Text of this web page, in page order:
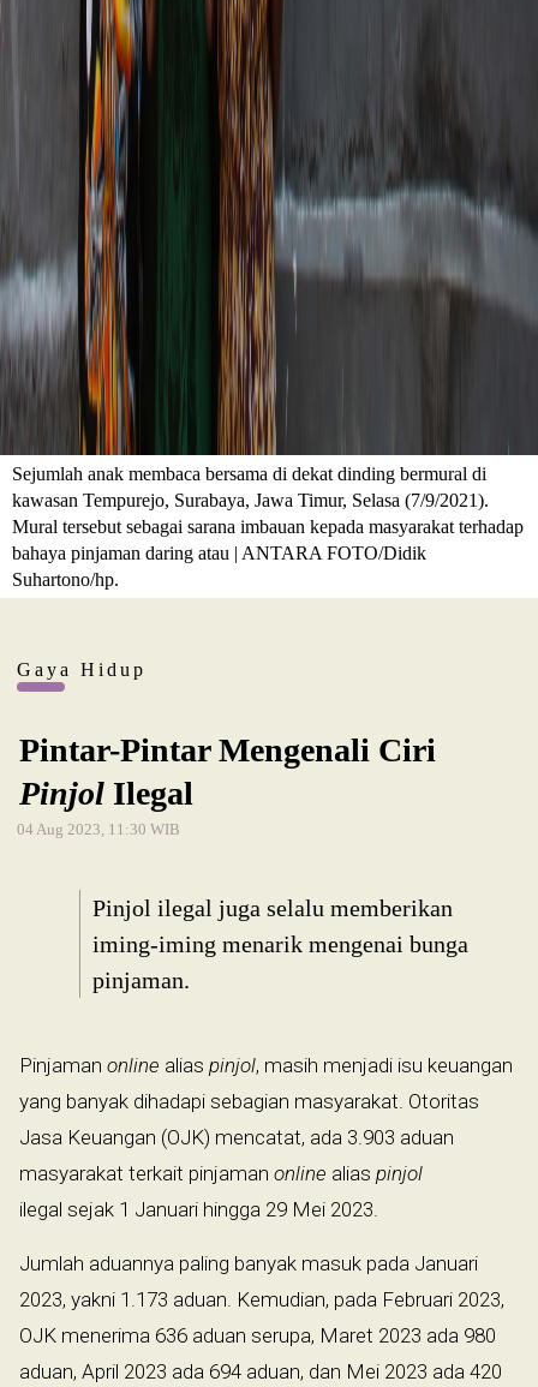
Sejumlah anak membaca bersama di dekat dinding bermural di
kawasan Tempurejo, Surabaya, Jawa Timur, Selasa (7/9/2021).
Mural tersebut sebagai sarana imbauan kepada masyarakat terhadap
bahaya pinjaman daring atau | ANTARA FOTO/Didik
Suhartono/hp.
Gaya Hidup
Pintar-Pintar Mengenali Ciri
Pinjol Ilegal
04 Aug 2023, 11:30 WIB
Pinjol ilegal juga selalu memberikan
iming-iming menarik mengenai bunga
pinjaman.
Pinjaman online alias pinjol, masih menjadi isu keuangan
yang banyak dihadapi sebagian masyarakat. Otoritas
Jasa Keuangan (OJK) mencatat, ada 3.903 aduan
masyarakat terkait pinjaman online alias pinjol
ilegal sejak 1 Januari hingga 29 Mei 2023.
Jumlah aduannya paling banyak masuk pada Januari
2023, yakni 1.173 aduan. Kemudian, pada Februari 2023,
OJK menerima 636 aduan serupa, Maret 2023 ada 980
aduan, April 2023 ada 694 aduan, dan Mei 2023 ada 420